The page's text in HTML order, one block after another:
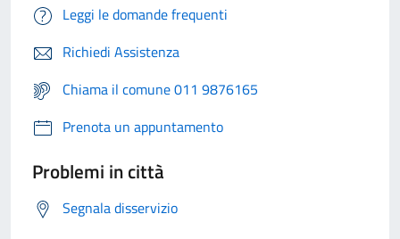
Leggi le domande frequenti
Richiedi Assistenza
Chiama il comune 011 9876165
Prenota un appuntamento
Problemi in città
Segnala disservizio